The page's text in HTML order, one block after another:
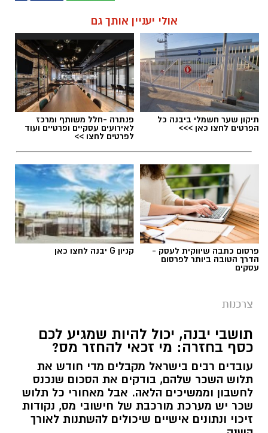
אולי יעניין אותך גם
תיקון שער חשמלי ביבנה כל
הפרטים לחצו כאן >>>
פנתרה -חלל משותף ומרכז
לאירועים עסקיים ופרטיים ועוד
לפרטים לחצו >>
פרסום כתבה שיווקית לעסק -
הדרך הטובה ביותר לפרסום
עסקים
קניון G יבנה לחצו כאן
צרכנות
תושבי יבנה, יכול להיות שמגיע לכם
כסף בחזרה: מי זכאי להחזר מס?
עובדים רבים בישראל מקבלים מדי חודש את
תלוש השכר שלהם, בודקים את הסכום שנכנס
לחשבון וממשיכים הלאה. אבל מאחורי כל תלוש
שכר יש מערכת מורכבת של חישובי מס, נקודות
זיכוי ונתונים אישיים שיכולים להשתנות לאורך